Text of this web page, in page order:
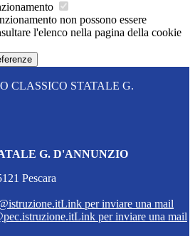
non possono essere
l'elenco nella pagina della cookie
CLASSICO STATALE G.
G. D'ANNUNZIO
Pescara
Link per inviare una mail
Link per inviare una mail